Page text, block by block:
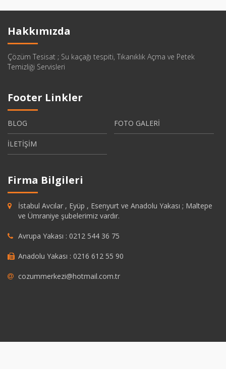
Hakkımızda
Çözüm Tesisat ; Su kaçağı tespiti, Tıkanıklık Açma ve Petek
Temizliği Servisleri
Footer Linkler
BLOG FOTO GALERİ
İLETİŞİM
Firma Bilgileri
İstabul Avcılar , Eyüp , Esenyurt ve Anadolu Yakası ; Maltepe
ve Ümraniye şubelerimiz vardır.
Avrupa Yakası : 0212 544 36 75
Anadolu Yakası : 0216 612 55 90
cozummerkezi@hotmail.com.tr